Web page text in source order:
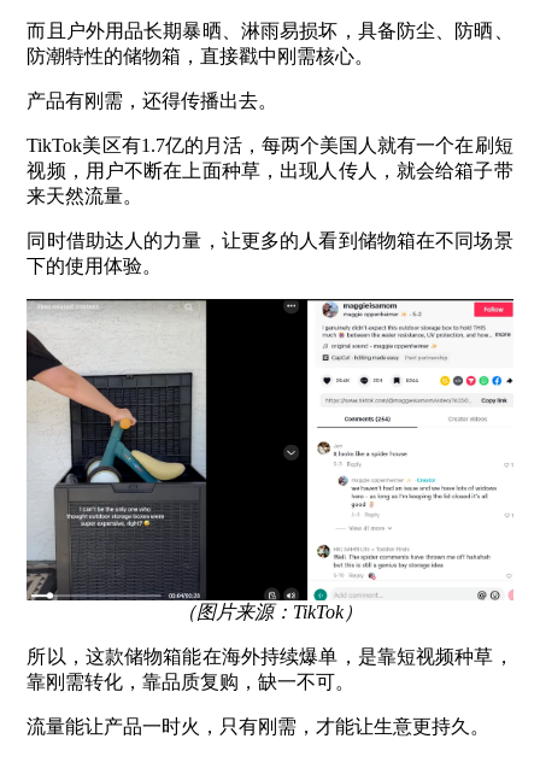
而且户外用品长期暴晒、淋雨易损坏，具备防尘、防晒、
防潮特性的储物箱，直接戳中刚需核心。
产品有刚需，还得传播出去。
TikTok美区有1.7亿的月活，每两个美国人就有一个在刷短
视频，用户不断在上面种草，出现人传人，就会给箱子带
来天然流量。
同时借助达人的力量，让更多的人看到储物箱在不同场景
下的使用体验。
（图片来源：TikTok）
所以，这款储物箱能在海外持续爆单，是靠短视频种草，
靠刚需转化，靠品质复购，缺一不可。
流量能让产品一时火，只有刚需，才能让生意更持久。